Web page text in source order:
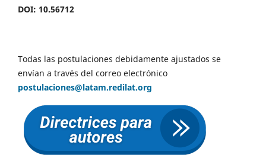
DOI: 10.56712
Todas las postulaciones debidamente ajustados se
envían a través del correo electrónico
postulaciones@latam.redilat.org